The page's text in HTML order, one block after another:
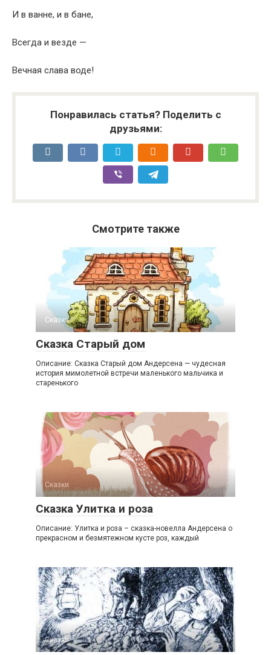
И в ванне, и в бане,
Всегда и везде —
Вечная слава воде!
Понравилась статья? Поделить с
друзьями:
Смотрите также
Сказки
Сказка Старый дом
Описание: Сказка Старый дом Андерсена — чудесная
история мимолетной встречи маленького мальчика и
старенького
Сказки
Сказка Улитка и роза
Описание: Улитка и роза – сказка-новелла Андерсена о
прекрасном и безмятежном кусте роз, каждый
Сказки